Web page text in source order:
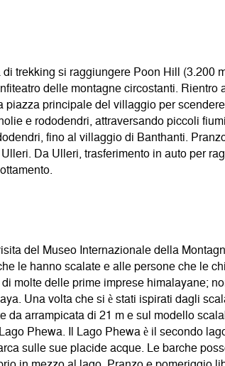
trekking si raggiungere Poon Hill (3.200
delle montagne circostanti.
principale del villaggio per
e rododendri, attraversando piccoli
fino al villaggio di Banthanti.
Da Ulleri, trasferimento in auto per
del Museo Internazionale della
le hanno scalate e alle persone che le
molte delle prime imprese himalayane;
Una volta che si è stati ispirati dagli
da arrampicata di 21 m e sul modello
Phewa. Il Lago Phewa è il secondo
sulle sue placide acque. Le barche